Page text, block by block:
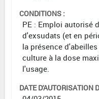
CONDITIONS :
PE : Emploi autorisé
d'exsudats (et en
la présence
culture à la dose
l'usage.
DATE D'AUTORISATION